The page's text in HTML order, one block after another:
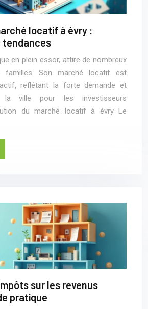
locatif à évry :
en plein essor, attire de nombreux
familles. Son marché locatif est
reflétant la forte demande et
la ville pour les investisseurs
du marché locatif à évry Le
sur les revenus
pratique